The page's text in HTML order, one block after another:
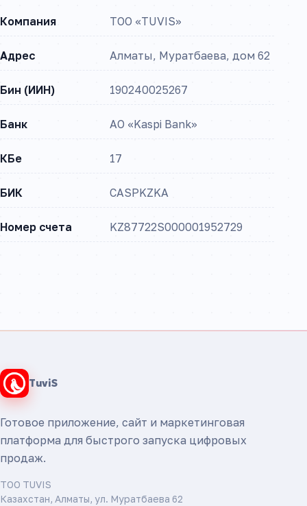
Компания ТОО «TUVIS»
Адрес Алматы, Муратбаева, дом 62
Бин (ИИН) 190240025267
Банк АО «Kaspi Bank»
КБе 17
БИК CASPKZKA
Номер счета KZ87722S000001952729
TuviS
Готовое приложение, сайт и маркетинговая
платформа для быстрого запуска цифровых
продаж.
ТОО TUVIS
Казахстан, Алматы, ул. Муратбаева 62